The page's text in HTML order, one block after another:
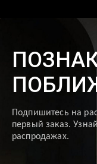
Подпишитесь на
первый заказ.
распродажах.